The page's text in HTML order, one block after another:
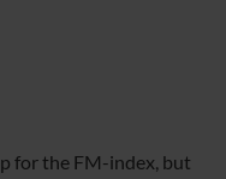
for the FM-index, but